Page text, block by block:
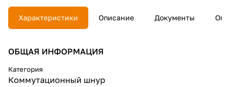
коммутационного или
серверного оборудования к
сети, а также для
информационным розеткам.
является их устойчивость к
многократным нагрузкам на
Характеристики Описание Документы
ОБЩАЯ ИНФОРМАЦИЯ
Категория
Коммутационный шнур